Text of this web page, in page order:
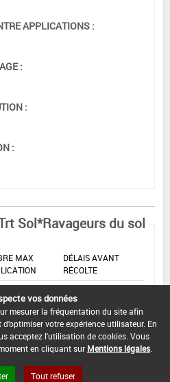
APPLICATIONS :
:
:
:
Sol*Ravageurs du sol
MAX
DÉLAIS AVANT
RÉCOLTE
-
APPLICATIONS :
:
vos données
mesurer la fréquentation du site afin
votre expérience utilisateur. En
acceptez l'utilisation de cookies. Vous
en cliquant sur Mentions légales
Tout refuser